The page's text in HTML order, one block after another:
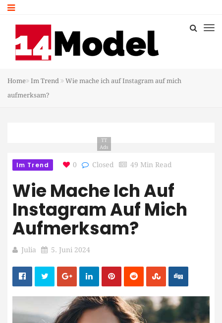
Home Im Trend
Wie mache ich auf Instagram auf mich
aufmerksam?
TT
Ads
Im Trend 0 Closed 49 Min Read
Wie Mache Ich Auf
Instagram Auf Mich
Aufmerksam?
Julia 5. Juni 2024